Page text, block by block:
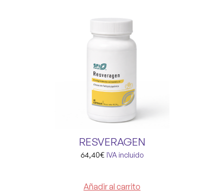
RESVERAGEN
64,40€ IVA incluido
Añadir al carrito